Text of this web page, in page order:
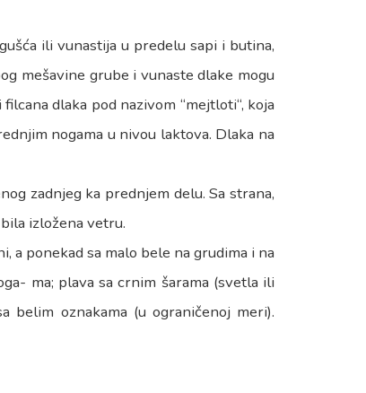
ili vunastija u predelu sapi i butina,
mešavine grube i vunaste dlake mogu
dlaka pod nazivom “mejtloti“, koja
nogama u nivou laktova. Dlaka na
zadnjeg ka prednjem delu. Sa strana,
izložena vetru.
a ponekad sa malo bele na grudima i na
ma; plava sa crnim šarama (svetla ili
belim oznakama (u ograničenoj meri).